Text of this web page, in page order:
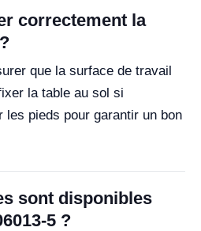
correctement la
que la surface de travail
la table au sol si
les pieds pour garantir un bon
sont disponibles
5 ?